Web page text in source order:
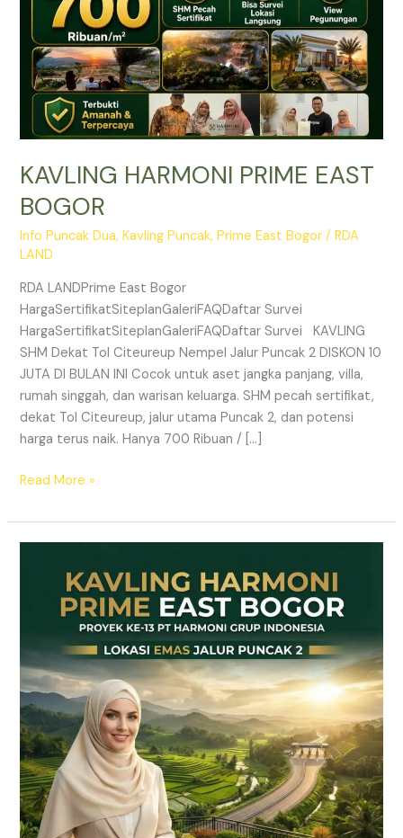
KAVLING HARMONI PRIME EAST
BOGOR
Info Puncak Dua,Kavling Puncak,Prime East Bogor /RDA
LAND
RDA LANDPrime East Bogor
HargaSertifikatSiteplanGaleriFAQDaftar Survei
HargaSertifikatSiteplanGaleriFAQDaftar Survei KAVLING
SHM Dekat Tol Citeureup Nempel Jalur Puncak 2 DISKON 10
JUTA DI BULAN INI Cocok untuk aset jangka panjang, villa,
rumah singgah, dan warisan keluarga. SHM pecah sertifikat,
dekat Tol Citeureup, jalur utama Puncak 2, dan potensi
harga terus naik. Hanya 700 Ribuan / […]
Read More »
–
Prime
East
Bogor
Jalur
Wisata
Puncak
2